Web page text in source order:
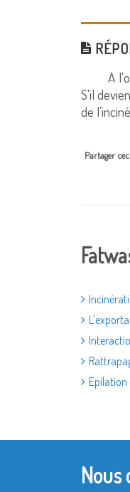
A
S'il
de
Partager
Epilation
Nous